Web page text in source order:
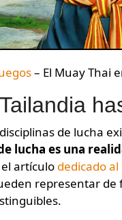
– El Muay Thai
disciplinas de lucha
lucha es una
artículo dedicado
representar